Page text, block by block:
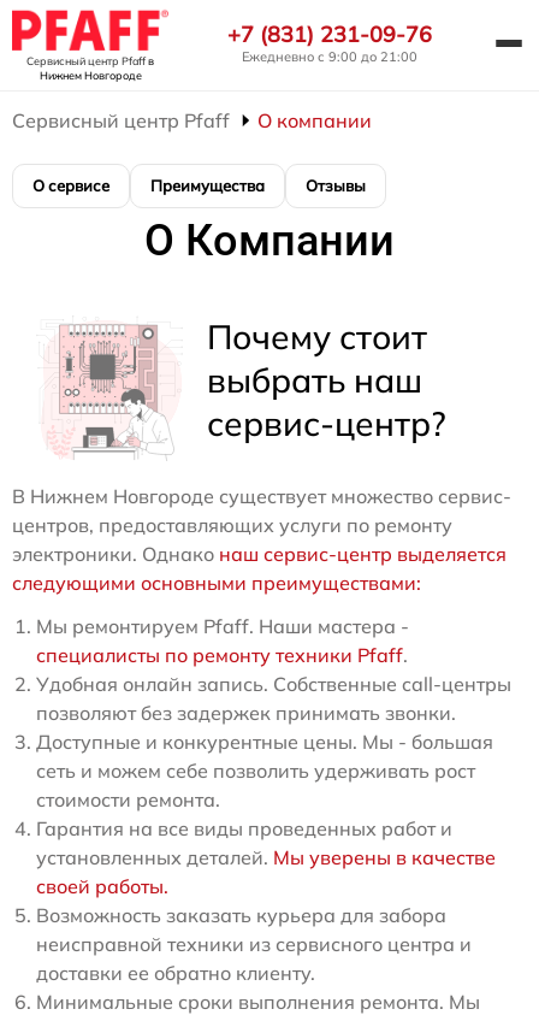
Сервисный центр Pfaffв
Нижнем Новгороде
+7 (831) 231-09-76
Ежедневно с 9:00 до 21:00
Сервисный центр Pfaff О компании
О сервисе Преимущества Отзывы
О Компании
Почему стоит
выбрать наш
сервис-центр?
В Нижнем Новгороде существует множество сервис-
центров, предоставляющих услуги по ремонту
электроники. Однако наш сервис-центр выделяется
следующими основными преимуществами:
Мы ремонтируем Pfaff. Наши мастера -
специалисты по ремонту техники Pfaff.
Удобная онлайн запись. Собственные call-центры
позволяют без задержек принимать звонки.
Доступные и конкурентные цены. Мы - большая
сеть и можем себе позволить удерживать рост
стоимости ремонта.
Гарантия на все виды проведенных работ и
установленных деталей. Мы уверены в качестве
своей работы.
Возможность заказать курьера для забора
неисправной техники из сервисного центра и
доставки ее обратно клиенту.
Минимальные сроки выполнения ремонта. Мы